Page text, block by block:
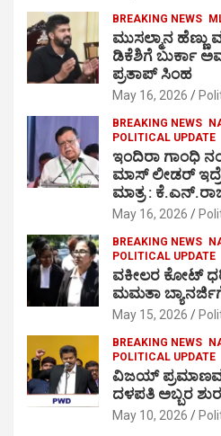
BREAKING NEWS
ಮುಸಲ್ಮಾನ ಹೆಣ್ಣು
ಡಿಕೆಶಿಗೆ ಬುರ್ಕಾ
ಪ್ರತಾಪ್ ಸಿಂಹ
May 16, 2026
BREAKING NEWS
POLITICAL UPDATE
ಇಂದಿರಾ ಗಾಂಧಿ
ಮಾಸ್ ಲೀಡರ್
ಮಾತ್ರ :
May 16, 2026
BREAKING NEWS
POLITICAL UPDATE
ವಕೀಲರ ಕೋಟ್
ಮಮತಾ
May 15, 2026
BREAKING NEWS
POLITICAL UPDATE
ವಿಜಯ್
ದಳಪತಿ ಅಬ್ಬರ
May 10, 2026